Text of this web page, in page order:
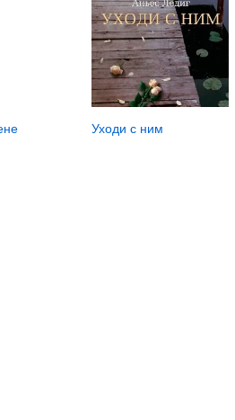
Уходи с ним